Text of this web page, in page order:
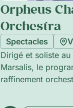
Orpheus
Orchestra
Spectacles
Dirigé et soliste
Marsalis, le
raffinement
l’ensemble — met